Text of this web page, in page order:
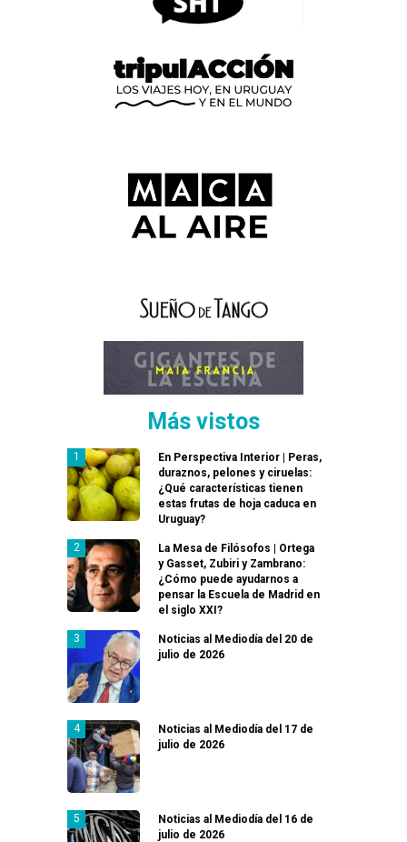
Más vistos
En Perspectiva Interior | Peras,
duraznos, pelones y ciruelas:
¿Qué características tienen
estas frutas de hoja caduca en
Uruguay?
La Mesa de Filósofos | Ortega
y Gasset, Zubiri y Zambrano:
¿Cómo puede ayudarnos a
pensar la Escuela de Madrid en
el siglo XXI?
Noticias al Mediodía del 20 de
julio de 2026
Noticias al Mediodía del 17 de
julio de 2026
Noticias al Mediodía del 16 de
julio de 2026